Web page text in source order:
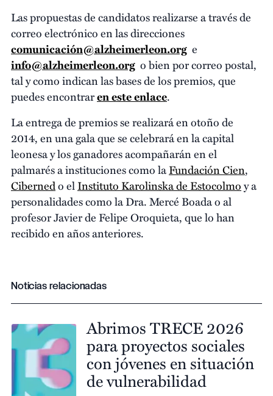
Las propuestas de candidatos realizarse a través de
correo electrónico en las direcciones
comunicación@alzheimerleon.org e
info@alzheimerleon.org o bien por correo postal,
tal y como indican las bases de los premios, que
puedes encontraren este enlace.
La entrega de premios se realizará en otoño de
2014, en una gala que se celebrará en la capital
leonesa y los ganadores acompañarán en el
palmarés a instituciones como laFundación Cien,
Cibernedo elInstituto Karolinska de Estocolmoy a
personalidades como la Dra. Mercé Boada o al
profesor Javier de Felipe Oroquieta, que lo han
recibido en años anteriores.
Noticias relacionadas
Abrimos TRECE 2026
para proyectos sociales
con jóvenes en situación
de vulnerabilidad